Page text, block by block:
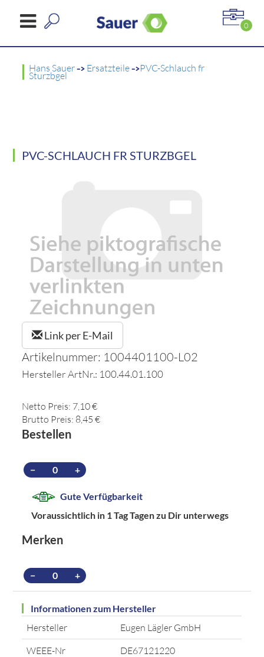
0
Hans Sauer-> Ersatzteile->PVC-Schlauch fr
Sturzbgel
PVC-SCHLAUCH FR STURZBGEL
Link per E-Mail
Artikelnummer: 1004401100-L02
Hersteller ArtNr.: 100.44.01.100
Netto Preis: 7,10 €
Brutto Preis: 8,45 €
Bestellen
− +
Gute Verfügbarkeit
Voraussichtlich in 1 Tag Tagen zu Dir unterwegs
Merken
− +
Informationen zum Hersteller
Hersteller
Eugen Lägler GmbH
WEEE-Nr
DE67121220